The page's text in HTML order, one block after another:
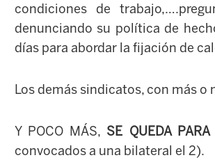
condiciones de
denunciando su política de
días para abordar la fijación de
Los demás sindicatos, con más o
Y POCO MÁS, SE QUEDA
convocados a una bilateral el 2).